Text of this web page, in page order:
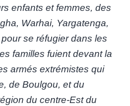
enfants et femmes, des
Warhai, Yargatenga,
se réfugier dans les
familles fuient devant la
armés extrémistes qui
de Boulgou, et du
du centre-Est du